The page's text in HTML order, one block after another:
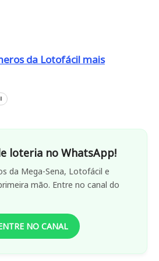
da Lotofácil mais
loteria no WhatsApp!
da Mega-Sena, Lotofácil e
mão. Entre no canal do
NO CANAL